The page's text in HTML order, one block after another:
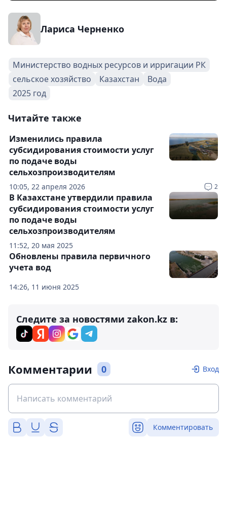
Лариса Черненко
Министерство водных ресурсов и ирригации РК
сельское хозяйство
Казахстан
Вода
2025 год
Читайте также
10:05, 22 апреля 2026 2
Изменились правила
субсидирования стоимости услуг
по подаче воды
сельхозпроизводителям
11:52, 20 мая 2025
В Казахстане утвердили правила
субсидирования стоимости услуг
по подаче воды
сельхозпроизводителям
14:26, 11 июня 2025
Обновлены правила первичного
учета вод
Следите за новостями zakon.kz в:
Комментарии 0 Вход
Комментировать